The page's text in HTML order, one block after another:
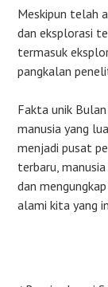
Meskipun telah
dan eksplorasi
termasuk
pangkalan
Fakta unik
manusia yang
menjadi pusat
terbaru,
dan
alami kita yang